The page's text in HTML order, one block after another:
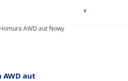
AWD aut